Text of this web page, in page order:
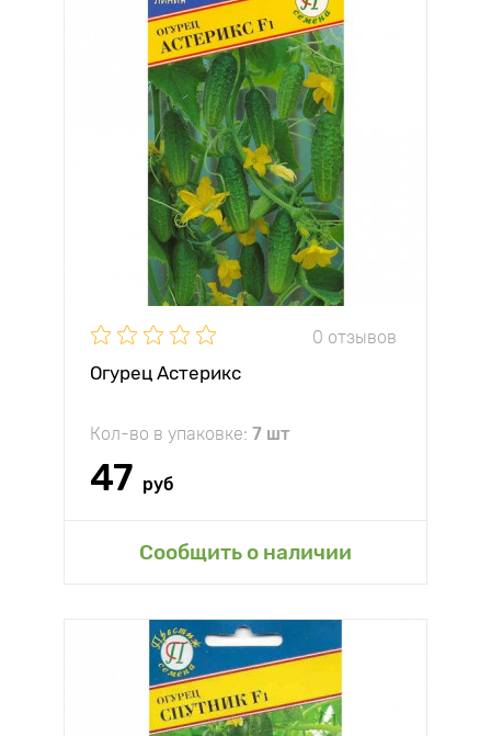
0 отзывов
Огурец Астерикс
Кол-во в упаковке: 7 шт
47 руб
Сообщить о наличии